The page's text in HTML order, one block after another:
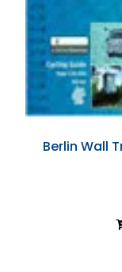
Berlin Wall